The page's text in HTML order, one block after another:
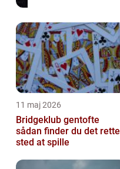
11 maj 2026
Bridgeklub gentofte
sådan finder du det rette
sted at spille